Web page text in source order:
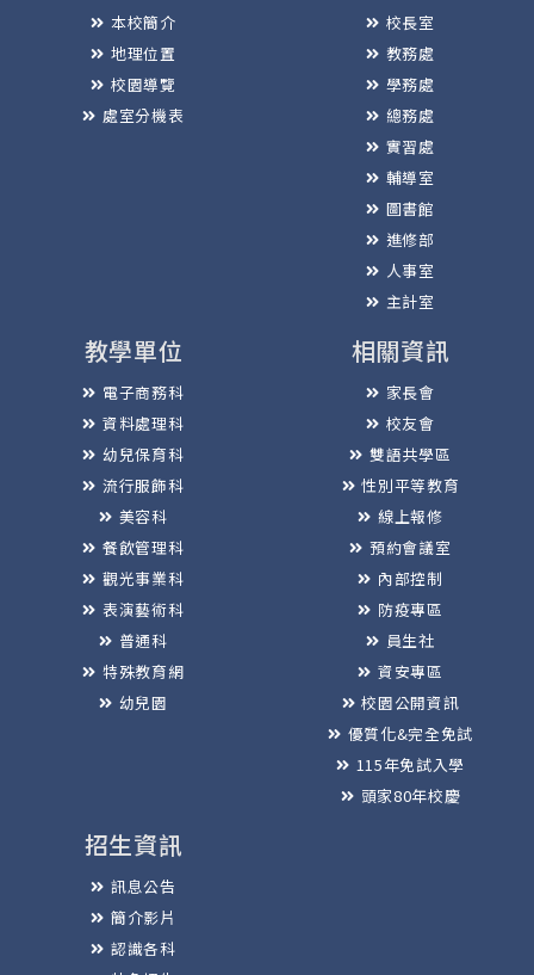
本校簡介
地理位置
校園導覽
處室分機表
校長室
教務處
學務處
總務處
實習處
輔導室
圖書館
進修部
人事室
主計室
教學單位
電子商務科
資料處理科
幼兒保育科
流行服飾科
美容科
餐飲管理科
觀光事業科
表演藝術科
普通科
特殊教育網
幼兒園
相關資訊
家長會
校友會
雙語共學區
性別平等教育
線上報修
預約會議室
內部控制
防疫專區
員生社
資安專區
校園公開資訊
優質化&完全免試
115年免試入學
頭家80年校慶
招生資訊
訊息公告
簡介影片
認識各科